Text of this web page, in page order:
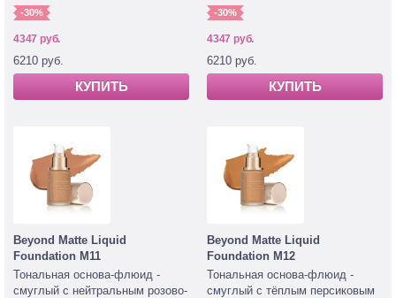
-30%
4347 руб.
6210 руб.
КУПИТЬ
-30%
4347 руб.
6210 руб.
КУПИТЬ
Beyond Matte Liquid
Foundation M11
Тональная основа-флюид -
смуглый с нейтральным розово-
Beyond Matte Liquid
Foundation M12
Тональная основа-флюид -
смуглый с тёплым персиковым